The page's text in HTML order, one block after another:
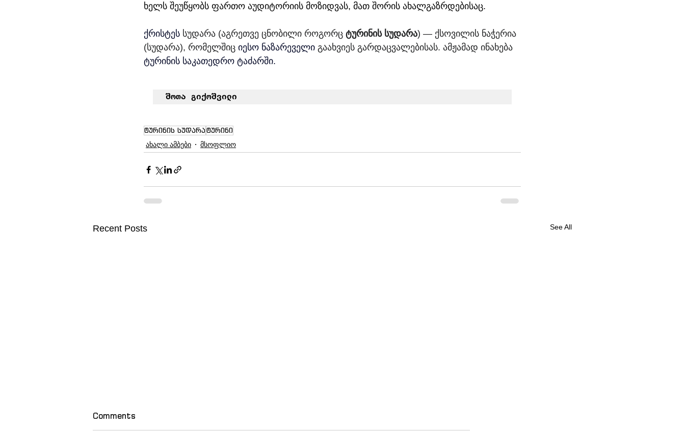
ხელს შეუწყობს ფართო აუდიტორიის მოზიდვას, მათ შორის ახალგაზრდებისაც.
ქრისტეს სუდარა (აგრეთვე ცნობილი როგორც ტურინის სუდარა) — ქსოვილის ნაჭერია
(სუდარა), რომელშიც იესო ნაზარეველი გაახვიეს გარდაცვალებისას. ამჟამად ინახება
ტურინის საკათედრო ტაძარში.
შოთა გიქოშვილი
ტურინის სუდარატურინი
ახალი ამბები მსოფლიო
Recent Posts See All
Comments